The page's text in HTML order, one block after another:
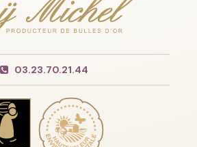
03.23.70.21.44